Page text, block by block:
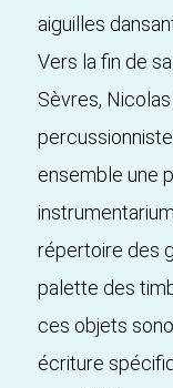
aiguilles
Vers la fin de
Sèvres,
ensemble une
répertoire des
palette des
ces objets
écriture